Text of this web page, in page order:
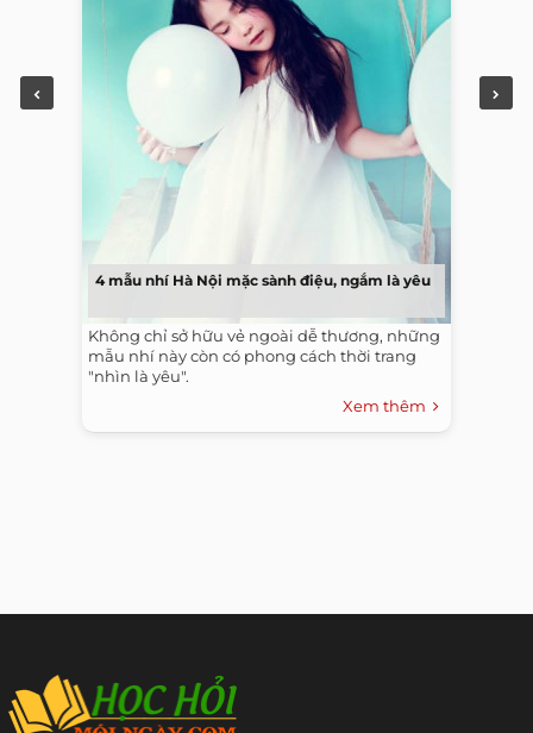
4 mẫu nhí Hà Nội mặc sành điệu, ngắm là yêu
Không chỉ sở hữu vẻ ngoài dễ thương, những
mẫu nhí này còn có phong cách thời trang
"nhìn là yêu".
Xem thêm